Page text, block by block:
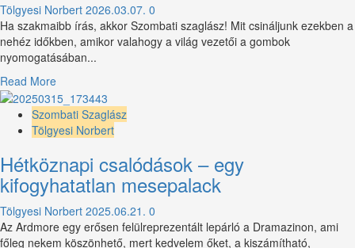
Tölgyesi Norbert 2026.03.07. 0
Ha szakmaibb írás, akkor Szombati szaglász! Mit csináljunk ezekben a
nehéz időkben, amikor valahogy a világ vezetői a gombok
nyomogatásában...
Read MoreRead
more
about
A
lowlandi
golfpályán
fogant
szűz
Szombati Szaglász
Tölgyesi Norbert
Hétköznapi csalódások – egy
kifogyhatatlan mesepalack
Tölgyesi Norbert 2025.06.21. 0
Az Ardmore egy erősen felülreprezentált lepárló a Dramazinon, ami
főleg nekem köszönhető, mert kedvelem őket, a kiszámítható,